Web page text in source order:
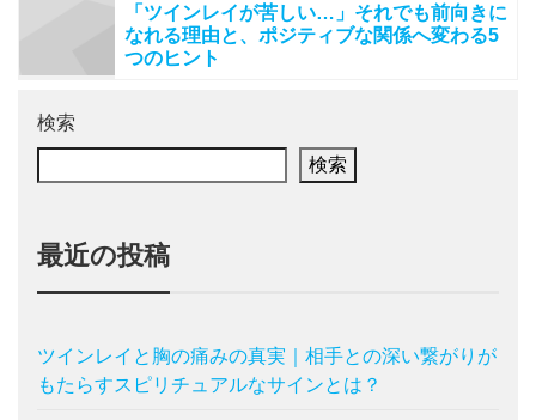
「ツインレイが苦しい…」それでも前向きに
なれる理由と、ポジティブな関係へ変わる5
つのヒント
検索
検索
最近の投稿
ツインレイと胸の痛みの真実｜相手との深い繋がりが
もたらすスピリチュアルなサインとは？